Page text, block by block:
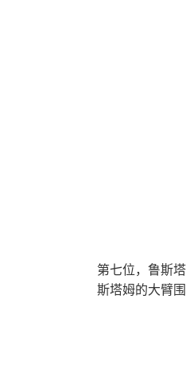
第七位，鲁斯
斯塔姆的大臂